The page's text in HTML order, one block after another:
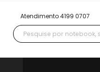
Atendimento 4199 0707